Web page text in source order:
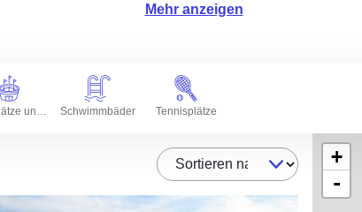
Mehr anzeigen
Sportplätze und Stadien Schwimmbäder Tennisplätze
Sortieren nach
+
-